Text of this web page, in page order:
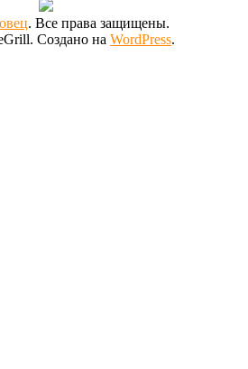
. Все права защищены.
Создано на WordPress.